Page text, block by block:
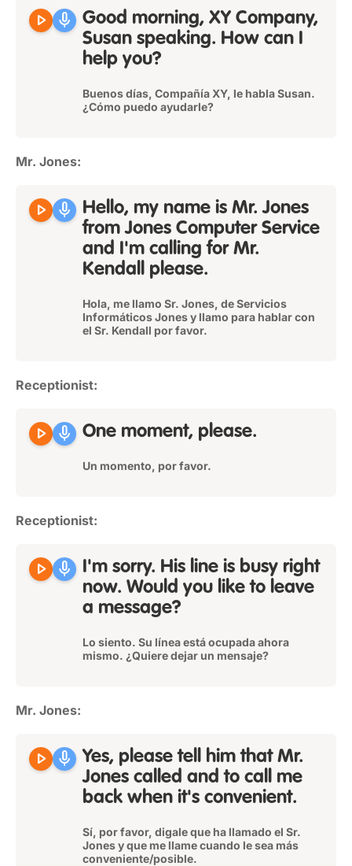
play_arrow mic Good morning, XY Company,
Susan speaking. How can I
help you?
Buenos días, Compañía XY, le habla Susan.
¿Cómo puedo ayudarle?
Mr. Jones:
play_arrow mic Hello, my name is Mr. Jones
from Jones Computer Service
and I'm calling for Mr.
Kendall please.
Hola, me llamo Sr. Jones, de Servicios
Informáticos Jones y llamo para hablar con
el Sr. Kendall por favor.
Receptionist:
play_arrow mic One moment, please.
Un momento, por favor.
Receptionist:
play_arrow mic I'm sorry. His line is busy right
now. Would you like to leave
a message?
Lo siento. Su línea está ocupada ahora
mismo. ¿Quiere dejar un mensaje?
Mr. Jones:
play_arrow mic Yes, please tell him that Mr.
Jones called and to call me
back when it's convenient.
Sí, por favor, digale que ha llamado el Sr.
Jones y que me llame cuando le sea más
conveniente/posible.